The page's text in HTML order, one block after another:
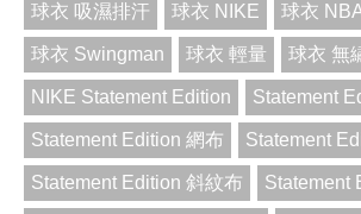
球衣 吸濕排汗 球衣 NIKE 球衣
球衣 Swingman 球衣 輕量 球衣 無
NIKE Statement Edition Statement
Statement Edition 網布 Statement
Statement Edition 斜紋布 Statement